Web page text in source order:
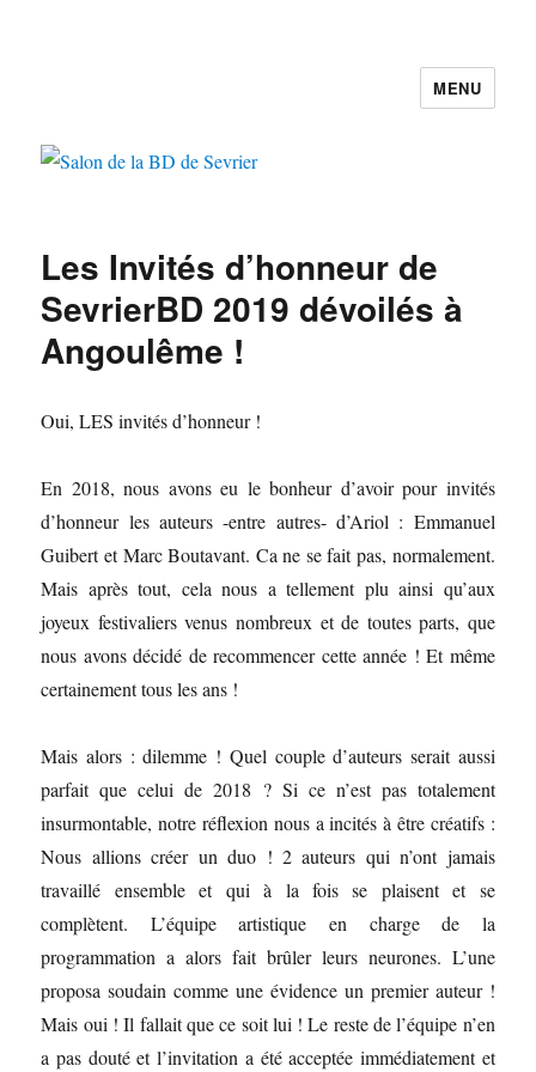
MENU
Les Invités d’honneur de
SevrierBD 2019 dévoilés à
Angoulême !
Oui, LES invités d’honneur !
En 2018, nous avons eu le bonheur d’avoir pour invités
d’honneur les auteurs -entre autres- d’Ariol : Emmanuel
Guibert et Marc Boutavant. Ca ne se fait pas, normalement.
Mais après tout, cela nous a tellement plu ainsi qu’aux
joyeux festivaliers venus nombreux et de toutes parts, que
nous avons décidé de recommencer cette année ! Et même
certainement tous les ans !
Mais alors : dilemme ! Quel couple d’auteurs serait aussi
parfait que celui de 2018 ? Si ce n’est pas totalement
insurmontable, notre réflexion nous a incités à être créatifs :
Nous allions créer un duo ! 2 auteurs qui n’ont jamais
travaillé ensemble et qui à la fois se plaisent et se
complètent. L’équipe artistique en charge de la
programmation a alors fait brûler leurs neurones. L’une
proposa soudain comme une évidence un premier auteur !
Mais oui ! Il fallait que ce soit lui ! Le reste de l’équipe n’en
a pas douté et l’invitation a été acceptée immédiatement et